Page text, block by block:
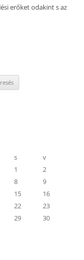
erőket odakint s az
s
v
1
2
8
9
15
16
22
23
29
30